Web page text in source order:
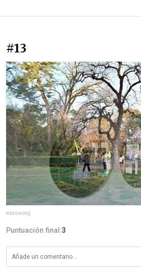
#13
edaswong
Puntuación final:3